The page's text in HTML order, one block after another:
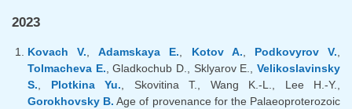
2023
Kovach V. ,Adamskaya E. Kotov A. Podkovyrov V.
Tolmacheva E. , Gladkochub D., Sklyarov E.,Velikoslavinsky
S.
Plotkina Yu. , Skovitina T., Wang K.-L., Lee H.-Y.,
Gorokhovsky B. Age of provenance for the Palaeoproterozoic